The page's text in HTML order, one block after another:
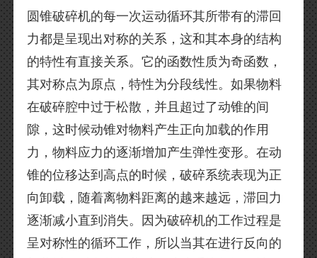
圆锥破碎机的每一次运动循环其所带有的滞回
力都是呈现出对称的关系，这和其本身的结构
的特性有直接关系。它的函数性质为奇函数，
其对称点为原点，特性为分段线性。如果物料
在破碎腔中过于松散，并且超过了动锥的间
隙，这时候动锥对物料产生正向加载的作用
力，物料应力的逐渐增加产生弹性变形。在动
锥的位移达到高点的时候，破碎系统表现为正
向卸载，随着离物料距离的越来越远，滞回力
逐渐减小直到消失。因为破碎机的工作过程是
呈对称性的循环工作，所以当其在进行反向的